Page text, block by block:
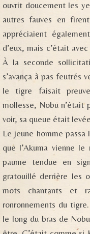
ouvrit doucement les
autres fauves en
appréciaient
d’eux, mais c’était
À la seconde
s’avança à pas feutrés
le tigre faisait
mollesse, Nobu n’était
voir, sa queue était
Le jeune homme
que l’Akuma vienne
paume tendue en
gratouillé derrière les
mots chantants et
ronronnements du
le long du bras de